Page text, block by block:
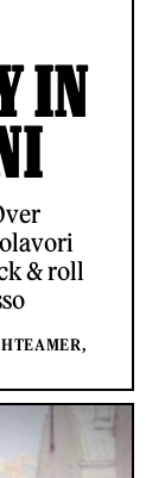
IN
& roll